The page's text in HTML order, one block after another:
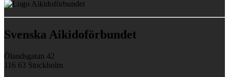
Svenska Aikidoförbundet
Ölandsgatan 42
116 63 Stockholm